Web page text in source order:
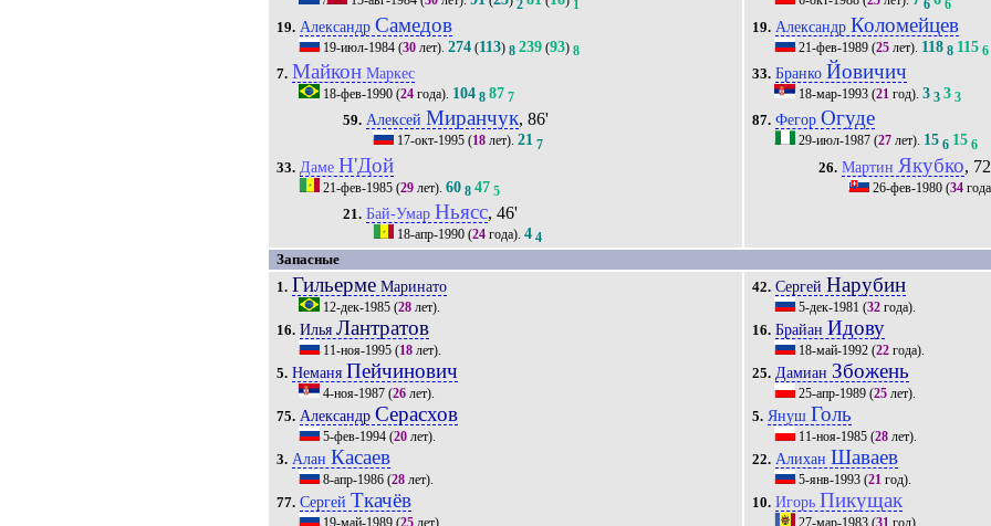
2
1
19. АлександрСамедов
19-июл-1984 (30 лет).274 (113) 8 239 (93) 8
7. Майкон Маркес
18-фев-1990 (24 года). 104 8 87 7
59. АлексейМиранчук, 86'
17-окт-1995(18лет). 21 7
33. Даме Н'Дой
21-фев-1985 (29 лет).60 8 47 5
21. Бай-Умар Ньясс, 46'
18-апр-1990(24года). 4 4
6
6
19. Александр Коломейцев
21-фев-1989 (25 лет). 118 8 115 6
33. Бранко Йовичич
18-мар-1993 (21 год).3 3 3 3
87. ФегорОгуде
29-июл-1987 (27 лет). 15 6 15 6
26. Мартин Якубко,
26-фев-1980(34
Запасные
1. Гильерме Маринато
12-дек-1985 (28 лет).
16. ИльяЛантратов
11-ноя-1995 (18 лет).
5. Неманя Пейчинович
4-ноя-1987 (26 лет).
75. АлександрСерасхов
5-фев-1994 (20 лет).
3. Алан Касаев
8-апр-1986 (28 лет).
77. СергейТкачёв
19-май-1989 (25 лет).
42. Сергей Нарубин
5-дек-1981 (32 года).
16. Брайан Идову
18-май-1992 (22 года).
25. Дамиан Збожень
25-апр-1989 (25 лет).
5. Януш Голь
11-ноя-1985 (28 лет).
22. Алихан Шаваев
5-янв-1993 (21 год).
10. Игорь Пикущак
27-мар-1983 (31 год).